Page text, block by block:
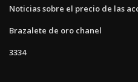
Noticias sobre el precio de las
Brazalete de oro chanel
3334